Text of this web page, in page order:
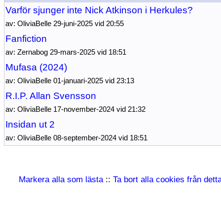
Varför sjunger inte Nick Atkinson i Herkules?
av: OliviaBelle 29-juni-2025 vid 20:55
Fanfiction
av: Zernabog 29-mars-2025 vid 18:51
Mufasa (2024)
av: OliviaBelle 01-januari-2025 vid 23:13
R.I.P. Allan Svensson
av: OliviaBelle 17-november-2024 vid 21:32
Insidan ut 2
av: OliviaBelle 08-september-2024 vid 18:51
Markera alla som lästa :: Ta bort alla cookies från